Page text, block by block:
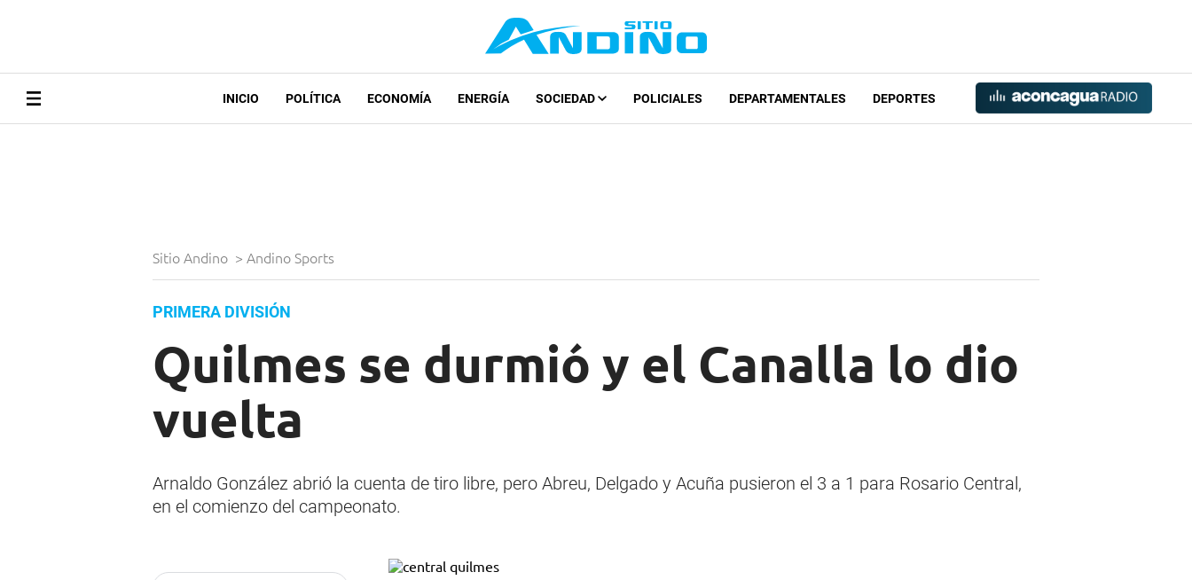
INICIO POLÍTICA ECONOMÍA ENERGÍA SOCIEDAD POLICIALES DEPARTAMENTALES DEPORTES
Sitio Andino > Andino Sports
PRIMERA DIVISIÓN
Quilmes se durmió y el Canalla lo dio
vuelta
Arnaldo González abrió la cuenta de tiro libre, pero Abreu, Delgado y Acuña pusieron el 3 a 1 para Rosario Central,
en el comienzo del campeonato.